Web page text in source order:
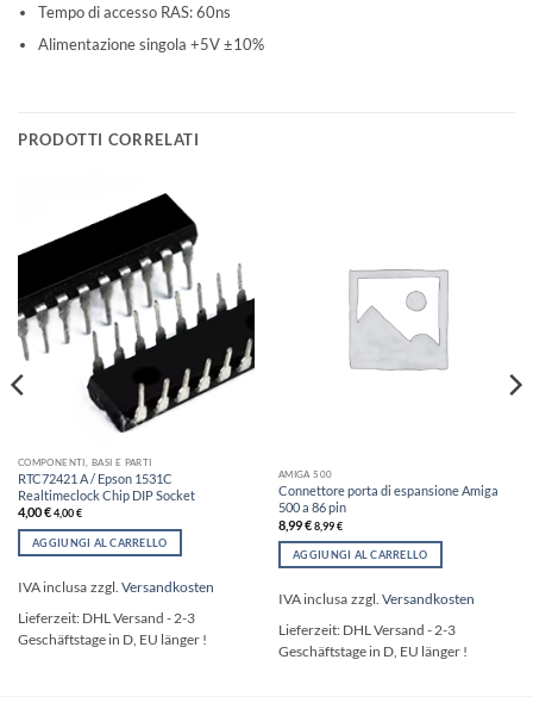
Tempo di accesso RAS: 60ns
Alimentazione singola +5V ±10%
PRODOTTI CORRELATI
COMPONENTI, BASI E PARTI
RTC72421 A / Epson 1531C
Realtimeclock Chip DIP Socket
4,00€ 4,00€
AGGIUNGI AL CARRELLO
IVA inclusa zzgl. Versandkosten
Lieferzeit: DHL Versand - 2-3
Geschäftstage in D, EU länger !
AMIGA 500
Connettore porta di espansione Amiga
500 a 86 pin
8,99€ 8,99€
AGGIUNGI AL CARRELLO
IVA inclusa zzgl. Versandkosten
Lieferzeit: DHL Versand - 2-3
Geschäftstage in D, EU länger !